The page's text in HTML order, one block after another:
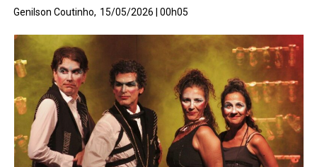
Genilson Coutinho, 15/05/2026 | 00h05